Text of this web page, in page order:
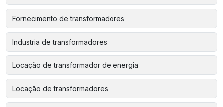
Fornecimento de transformadores
Industria de transformadores
Locação de transformador de energia
Locação de transformadores